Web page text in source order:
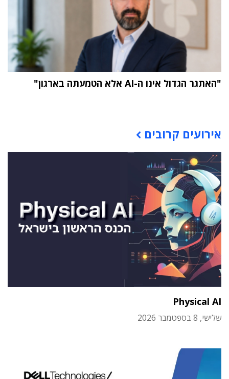
"האתגר הגדול אינו ה-AI אלא הטמעתה בארגון"
אירועים קרובים
Physical AI
שלישי, 8 בספטמבר 2026